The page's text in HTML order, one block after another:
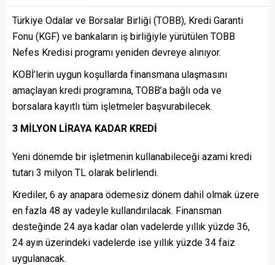
Türkiye Odalar ve Borsalar Birliği (TOBB), Kredi Garanti
Fonu (KGF) ve bankaların iş birliğiyle yürütülen TOBB
Nefes Kredisi programı yeniden devreye alınıyor.
KOBİ’lerin uygun koşullarda finansmana ulaşmasını
amaçlayan kredi programına, TOBB’a bağlı oda ve
borsalara kayıtlı tüm işletmeler başvurabilecek.
3 MİLYON LİRAYA KADAR KREDİ
Yeni dönemde bir işletmenin kullanabileceği azami kredi
tutarı 3 milyon TL olarak belirlendi.
Krediler, 6 ay anapara ödemesiz dönem dahil olmak üzere
en fazla 48 ay vadeyle kullandırılacak. Finansman
desteğinde 24 aya kadar olan vadelerde yıllık yüzde 36,
24 ayın üzerindeki vadelerde ise yıllık yüzde 34 faiz
uygulanacak.